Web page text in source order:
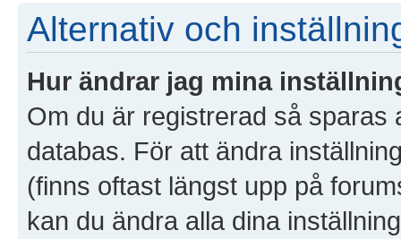
Alternativ och
Hur ändrar jag mina
Om du är registrerad så sparas
databas. För att ändra
(finns oftast längst upp på
kan du ändra alla dina